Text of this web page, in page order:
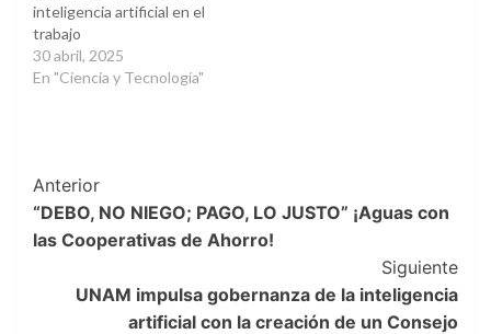
inteligencia artificial en el
trabajo
30 abril, 2025
En "Ciencia y Tecnología"
Post
Navigation
Anterior
“DEBO, NO NIEGO; PAGO, LO JUSTO” ¡Aguas con
las Cooperativas de Ahorro!
Siguiente
UNAM impulsa gobernanza de la inteligencia
artificial con la creación de un Consejo